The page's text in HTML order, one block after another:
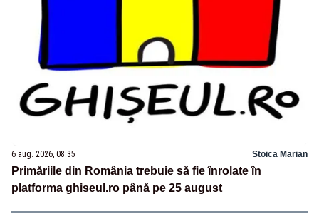
6 aug. 2026, 08:35 Stoica Marian
Primăriile din România trebuie să fie înrolate în
platforma ghiseul.ro până pe 25 august